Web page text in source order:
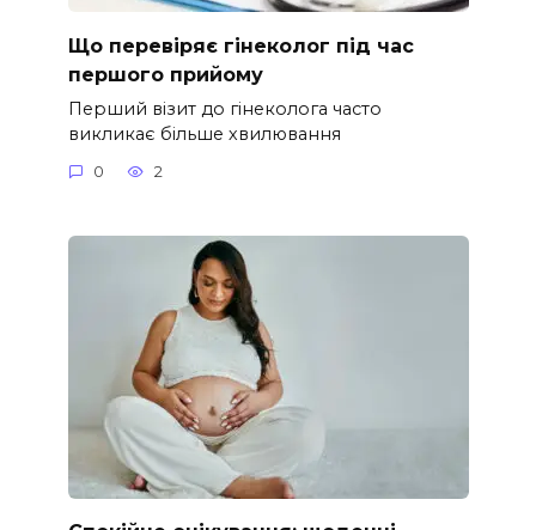
Що перевіряє гінеколог під час
першого прийому
Перший візит до гінеколога часто
викликає більше хвилювання
0 2